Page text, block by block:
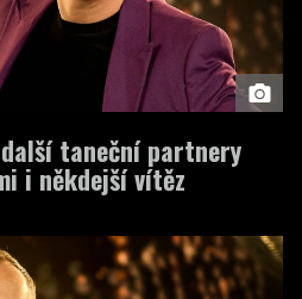
taneční partnery
i někdejší vítěz